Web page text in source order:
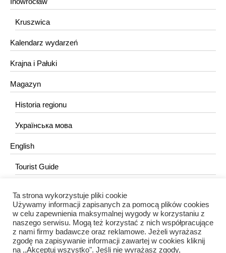
Kruszwica
Kalendarz wydarzeń
Krajna i Pałuki
Magazyn
Historia regionu
Українська мова
English
Tourist Guide
KONTAKT
redakcja@portalkujawski.pl
Redakcja
Ta strona wykorzystuje pliki cookie
Używamy informacji zapisanych za pomocą plików cookies
w celu zapewnienia maksymalnej wygody w korzystaniu z
naszego serwisu. Mogą też korzystać z nich współpracujące
z nami firmy badawcze oraz reklamowe. Jeżeli wyrażasz
zgodę na zapisywanie informacji zawartej w cookies kliknij
na ,,Akceptuj wszystko". Jeśli nie wyrażasz zgody,